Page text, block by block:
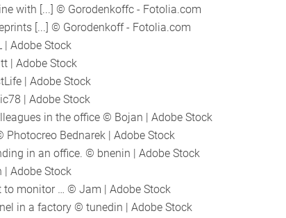
with [...] © Gorodenkoffc - Fotolia.com
[...] © Gorodenkoff - Fotolia.com
| Adobe Stock
| Adobe Stock
| Adobe Stock
| Adobe Stock
in the office © Bojan | Adobe Stock
Bednarek | Adobe Stock
in an office. © bnenin | Adobe Stock
Adobe Stock
to monitor … © Jam | Adobe Stock
in a factory © tunedin | Adobe Stock